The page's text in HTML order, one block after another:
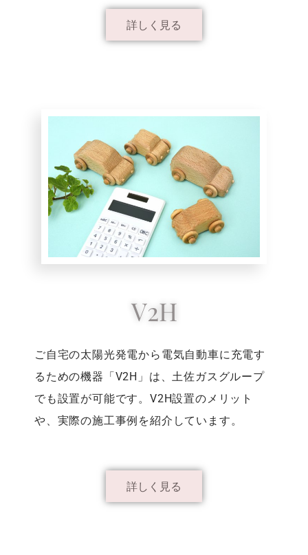
詳しく見る
V2H
ご自宅の太陽光発電から電気自動車に充電す
るための機器「V2H」は、土佐ガスグループ
でも設置が可能です。V2H設置のメリット
や、実際の施工事例を紹介しています。
詳しく見る